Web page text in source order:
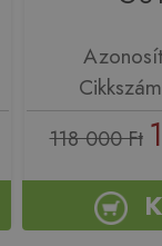
118 000 Ft